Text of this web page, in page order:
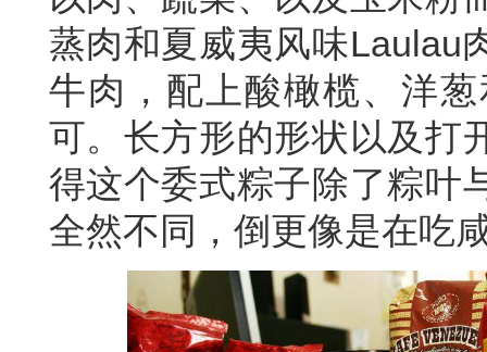
蒸肉和夏威夷风味Laulau
牛肉，配上酸橄榄、洋
可。长方形的形状以及打
得这个委式粽子除了粽叶
全然不同，倒更像是在吃